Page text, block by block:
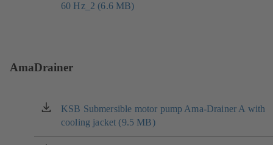
záložce)
60 Hz_2 (6.6 MB)
se
AmaDrainer
KSB Submersible motor pump Ama-Drainer A with
cooling jacket (9.5 MB)
(otevírá
se
v